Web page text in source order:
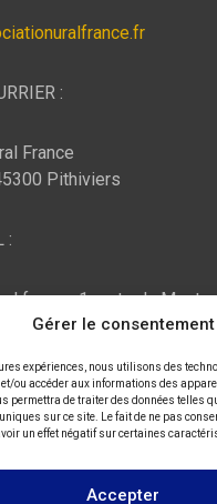
Gérer le consentement
expériences, nous utilisons des
ou accéder aux informations des
permettra de traiter des données telles
sur ce site. Le fait de ne pas
un effet négatif sur certaines
Accepter
:
France
Pithiviers
:
france, 1 route du Mont
Bujaleuf
:
des Pardiaux, 63000